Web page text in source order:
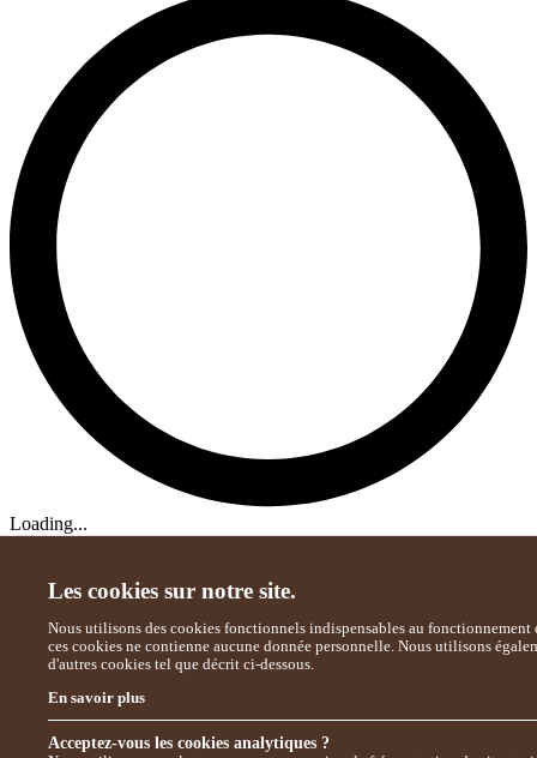
Les cookies sur notre site.
Nous utilisons des cookies fonctionnels indispensables au fonctionnement
ces cookies ne contienne aucune donnée personnelle. Nous utilisons
d'autres cookies tel que décrit ci-dessous.
En savoir plus
Acceptez-vous les cookies analytiques ?
Loading...